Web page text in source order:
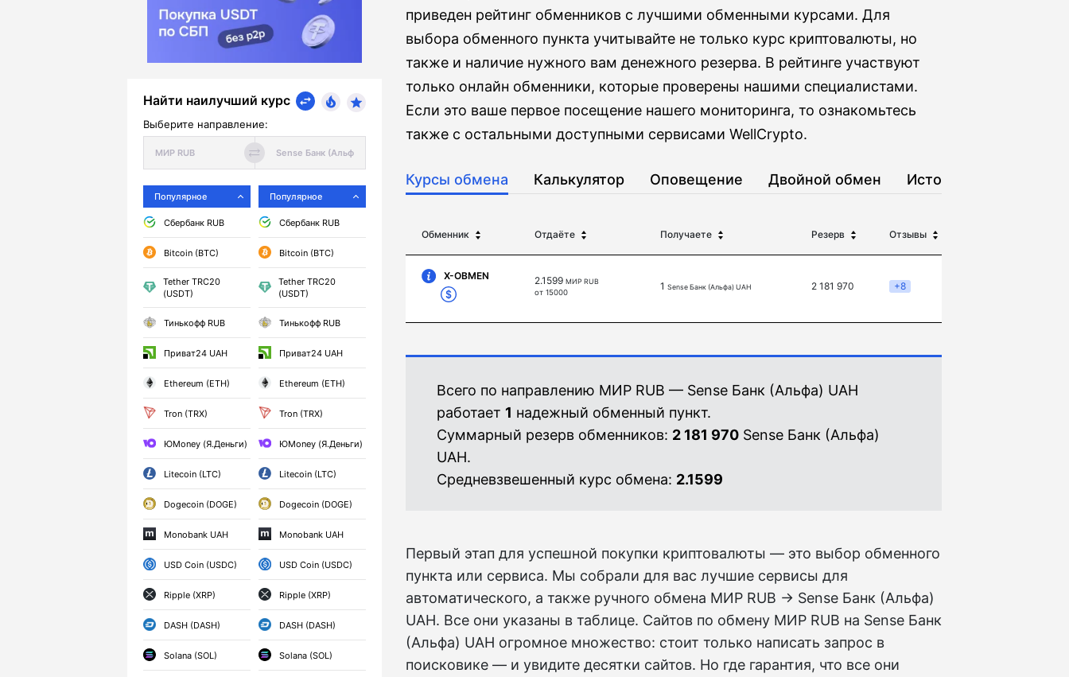
Найти наилучший курс
Выберите направление:
Популярное
Сбербанк RUB
Bitcoin (BTC)
Tether TRC20
(USDT)
Тинькофф RUB
Приват24 UAH
Ethereum (ETH)
Tron (TRX)
ЮMoney (Я.Деньги)
Litecoin (LTC)
Dogecoin (DOGE)
Monobank UAH
USD Coin (USDC)
Ripple (XRP)
DASH (DASH)
Solana (SOL)
Популярное
Сбербанк RUB
Bitcoin (BTC)
Tether TRC20
(USDT)
Тинькофф RUB
Приват24 UAH
Ethereum (ETH)
Tron (TRX)
ЮMoney (Я.Деньги)
Litecoin (LTC)
Dogecoin (DOGE)
Monobank UAH
USD Coin (USDC)
Ripple (XRP)
DASH (DASH)
Solana (SOL)
приведен рейтинг обменников с лучшими обменными курсами. Для
выбора обменного пункта учитывайте не только курс криптовалюты, но
также и наличие нужного вам денежного резерва. В рейтинге участвуют
только онлайн обменники, которые проверены нашими специалистами.
Если это ваше первое посещение нашего мониторинга, то ознакомьтесь
также с остальными доступными сервисами WellCrypto.
Курсы обмена Калькулятор Оповещение Двойной обмен История
Обменник Отдаёте Получаете Резерв Отзывы
X-OBMEN 2.1599 МИР RUB
от 15000
1 Sense Банк (Альфа) UAH 2 181 970 +8
Всего по направлению МИР RUB — Sense Банк (Альфа) UAH
работает 1 надежный обменный пункт.
Суммарный резерв обменников: 2 181 970 Sense Банк (Альфа)
UAH.
Средневзвешенный курс обмена: 2.1599
Первый этап для успешной покупки криптовалюты — это выбор обменного
пункта или сервиса. Мы собрали для вас лучшие сервисы для
автоматического, а также ручного обмена МИР RUB → Sense Банк (Альфа)
UAH. Все они указаны в таблице. Сайтов по обмену МИР RUB на Sense Банк
(Альфа) UAH огромное множество: стоит только написать запрос в
поисковике — и увидите десятки сайтов. Но где гарантия, что все они